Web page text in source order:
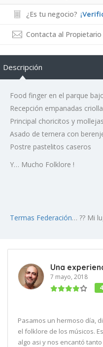
¿Es tu negocio?
Contacta al Propietario
Descripción
Food finger en el parque
Recepción empanadas
Principal choricitos y
Asado de ternera con
Postre pastelitos caseros
Y… Mucho Folklore !
Termas Federación… ?? Mi
Una
7 mayo, 2018
Pasamos un hermoso día,
el folklore de los músicos.
algo asi y nos encantó